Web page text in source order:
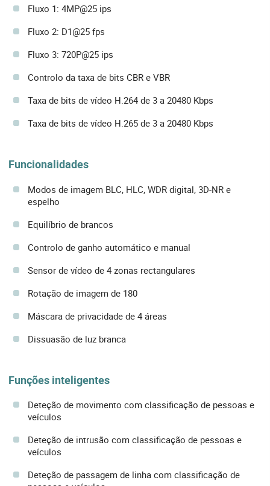
Fluxo 1: 4MP@25 ips
Fluxo 2: D1@25 fps
Fluxo 3: 720P@25 ips
Controlo da taxa de bits CBR e VBR
Taxa de bits de vídeo H.264 de 3 a 20480 Kbps
Taxa de bits de vídeo H.265 de 3 a 20480 Kbps
Funcionalidades
Modos de imagem BLC, HLC, WDR digital, 3D-NR e
espelho
Equilíbrio de brancos
Controlo de ganho automático e manual
Sensor de vídeo de 4 zonas rectangulares
Rotação de imagem de 180
Máscara de privacidade de 4 áreas
Dissuasão de luz branca
Funções inteligentes
Deteção de movimento com classificação de pessoas e
veículos
Deteção de intrusão com classificação de pessoas e
veículos
Deteção de passagem de linha com classificação de